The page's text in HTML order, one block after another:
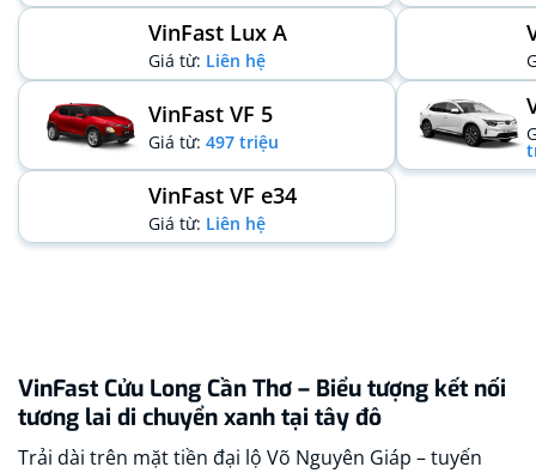
VinFast Lux A
Giá từ: Liên hệ
VinFast VF 5
Giá từ: 497 triệu
VinFast VF e34
Giá từ: Liên hệ
VinFast Cửu Long Cần Thơ – Biểu tượng kết nối
tương lai di chuyển xanh tại tây đô
Trải dài trên mặt tiền đại lộ Võ Nguyên Giáp – tuyến